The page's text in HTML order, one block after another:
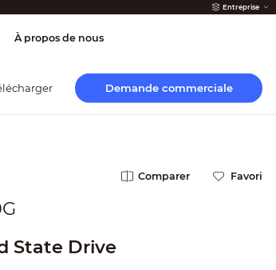
Entreprise
incendie
À propos de nous
Demande commerciale
Comparer Favori
State Drive